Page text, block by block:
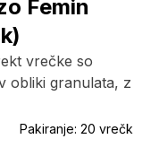
Femin
vrečke so
obliki granulata, z
Pakiranje: 20 vrečk